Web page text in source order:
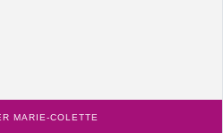
MARIE-COLETTE